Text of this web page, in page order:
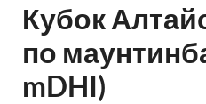
Кубок
по
mDHI)